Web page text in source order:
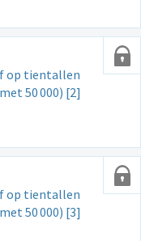
op tientallen
50000) [2]
op tientallen
50000) [3]